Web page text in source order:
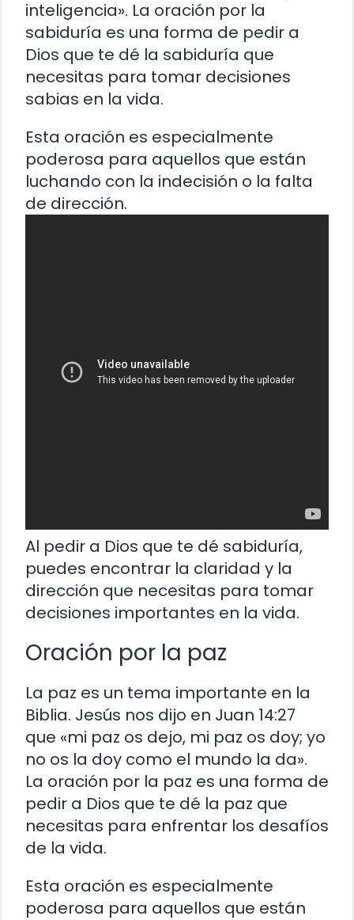
inteligencia». La oración por la
sabiduría es una forma de pedir a
Dios que te dé la sabiduría que
necesitas para tomar decisiones
sabias en la vida.
Esta oración es especialmente
poderosa para aquellos que están
luchando con la indecisión o la falta
de dirección.
Al pedir a Dios que te dé sabiduría,
puedes encontrar la claridad y la
dirección que necesitas para tomar
decisiones importantes en la vida.
Oración por la paz
La paz es un tema importante en la
Biblia. Jesús nos dijo en Juan 14:27
que «mi paz os dejo, mi paz os doy; yo
no os la doy como el mundo la da».
La oración por la paz es una forma de
pedir a Dios que te dé la paz que
necesitas para enfrentar los desafíos
de la vida.
Esta oración es especialmente
poderosa para aquellos que están